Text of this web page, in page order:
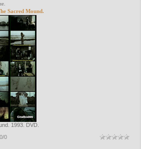
Sacred Mound.
1993. DVD.
/0